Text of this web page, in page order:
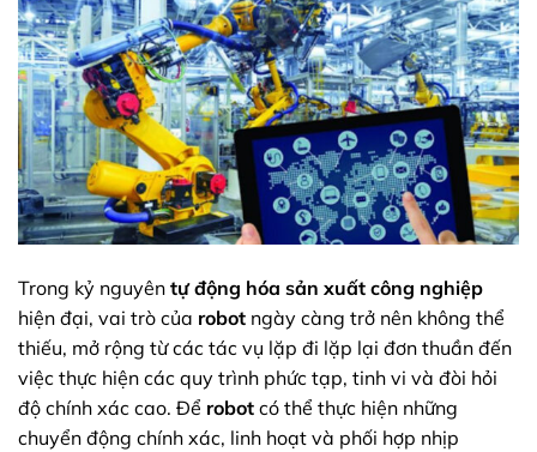
Trong kỷ nguyên tự động hóa sản xuất công nghiệp
hiện đại, vai trò của robot ngày càng trở nên không thể
thiếu, mở rộng từ các tác vụ lặp đi lặp lại đơn thuần đến
việc thực hiện các quy trình phức tạp, tinh vi và đòi hỏi
độ chính xác cao. Để robot có thể thực hiện những
chuyển động chính xác, linh hoạt và phối hợp nhịp